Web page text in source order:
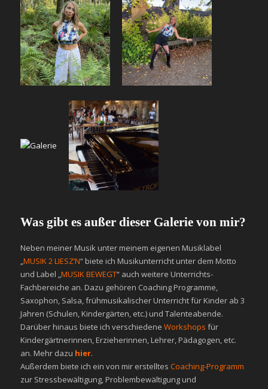
Was gibt es außer dieser Galerie von mir?
Neben meiner Musik unter meinem eigenen Musiklabel
„MUSIK 2 LIESZ’N“ biete ich Musikunterricht unter dem Motto
und Label „MUSIK BEWEGT“ auch weitere Unterrichts-
Fachbereiche an. Dazu gehören Coaching Programme,
Saxophon, Salsa, frühmusikalischer Unterricht für Kinder ab 3
Jahren (Schulen, Kindergärten, etc.) und Talenteabende.
Darüber hinaus biete ich verschiedene Workshops für
Kindergärtnerinnen, Erzieherinnen, Lehrer, Pädagogen, etc.
an. Mehr dazu hier.
Außerdem biete ich ein von mir erstelltes Coaching-Programm
zur Stressbewältigung, Problembewältigung und